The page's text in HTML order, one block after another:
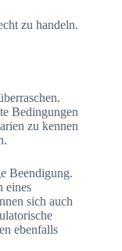
zu handeln.
Bedingungen
zu kennen
Beendigung.
eines
sich auch
ebenfalls